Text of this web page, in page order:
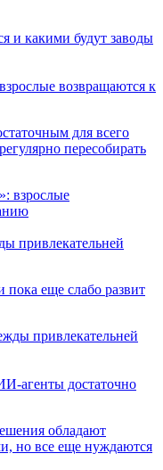
возвращаются к
для всего
пересобирать
привлекательней
еще слабо развит
агенты достаточно
обладают
но все еще нуждаются